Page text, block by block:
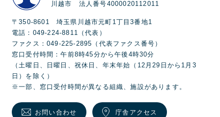
川越市 法人番号4000020112011
〒350-8601 埼玉県川越市元町1丁目3番地1
電話：049-224-8811（代表）
ファクス：049-225-2895（代表ファクス番号）
窓口受付時間：午前8時45分から午後4時30分
（土曜日、日曜日、祝休日、年末年始（12月29日から1月3
日）を除く）
※一部、窓口受付時間が異なる組織、施設があります。
お問い合わせ 庁舎アクセス